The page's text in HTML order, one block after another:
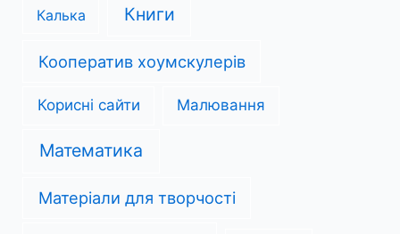
Калька Книги
Кооператив хоумскулерів
Корисні сайти Малювання
Математика
Матеріали для творчості